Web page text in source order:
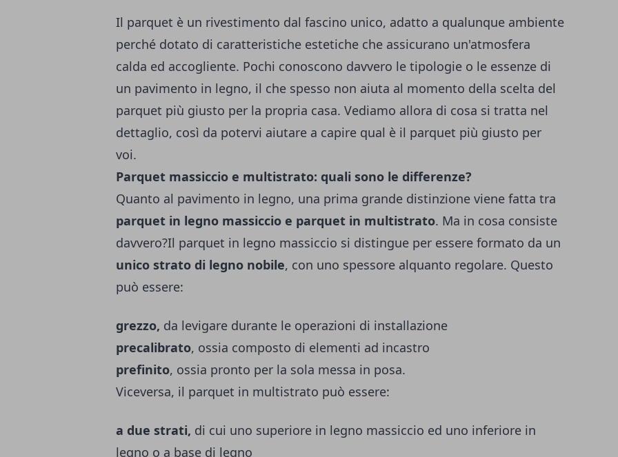
Il parquet è un rivestimento dal fascino unico, adatto a qualunque ambiente
perché dotato di caratteristiche estetiche che assicurano un'atmosfera
calda ed accogliente. Pochi conoscono davvero le tipologie o le essenze di
un pavimento in legno, il che spesso non aiuta al momento della scelta del
parquet più giusto per la propria casa. Vediamo allora di cosa si tratta nel
dettaglio, così da potervi aiutare a capire qual è il parquet più giusto per
voi.
Parquet massiccio e multistrato: quali sono le differenze?
Quanto al pavimento in legno, una prima grande distinzione viene fatta tra
parquet in legno massiccio e parquet in multistrato. Ma in cosa consiste
davvero?Il parquet in legno massiccio si distingue per essere formato da un
unico strato di legno nobile, con uno spessore alquanto regolare. Questo
può essere:
grezzo, da levigare durante le operazioni di installazione
precalibrato, ossia composto di elementi ad incastro
prefinito, ossia pronto per la sola messa in posa.
Viceversa, il parquet in multistrato può essere:
a due strati, di cui uno superiore in legno massiccio ed uno inferiore in
legno o a base di legno